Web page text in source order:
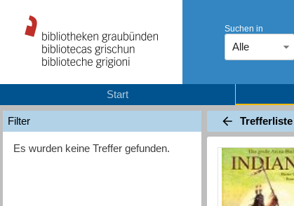
Suchen in
Alle
Start
Filter
Es wurden keine Treffer gefunden.
Trefferliste